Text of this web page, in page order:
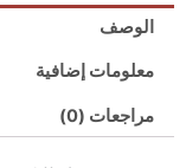
الوصف
معلومات إضافية
مراجعات (0)